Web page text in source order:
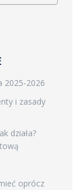
2025-2026
i zasady
działa?
oprócz